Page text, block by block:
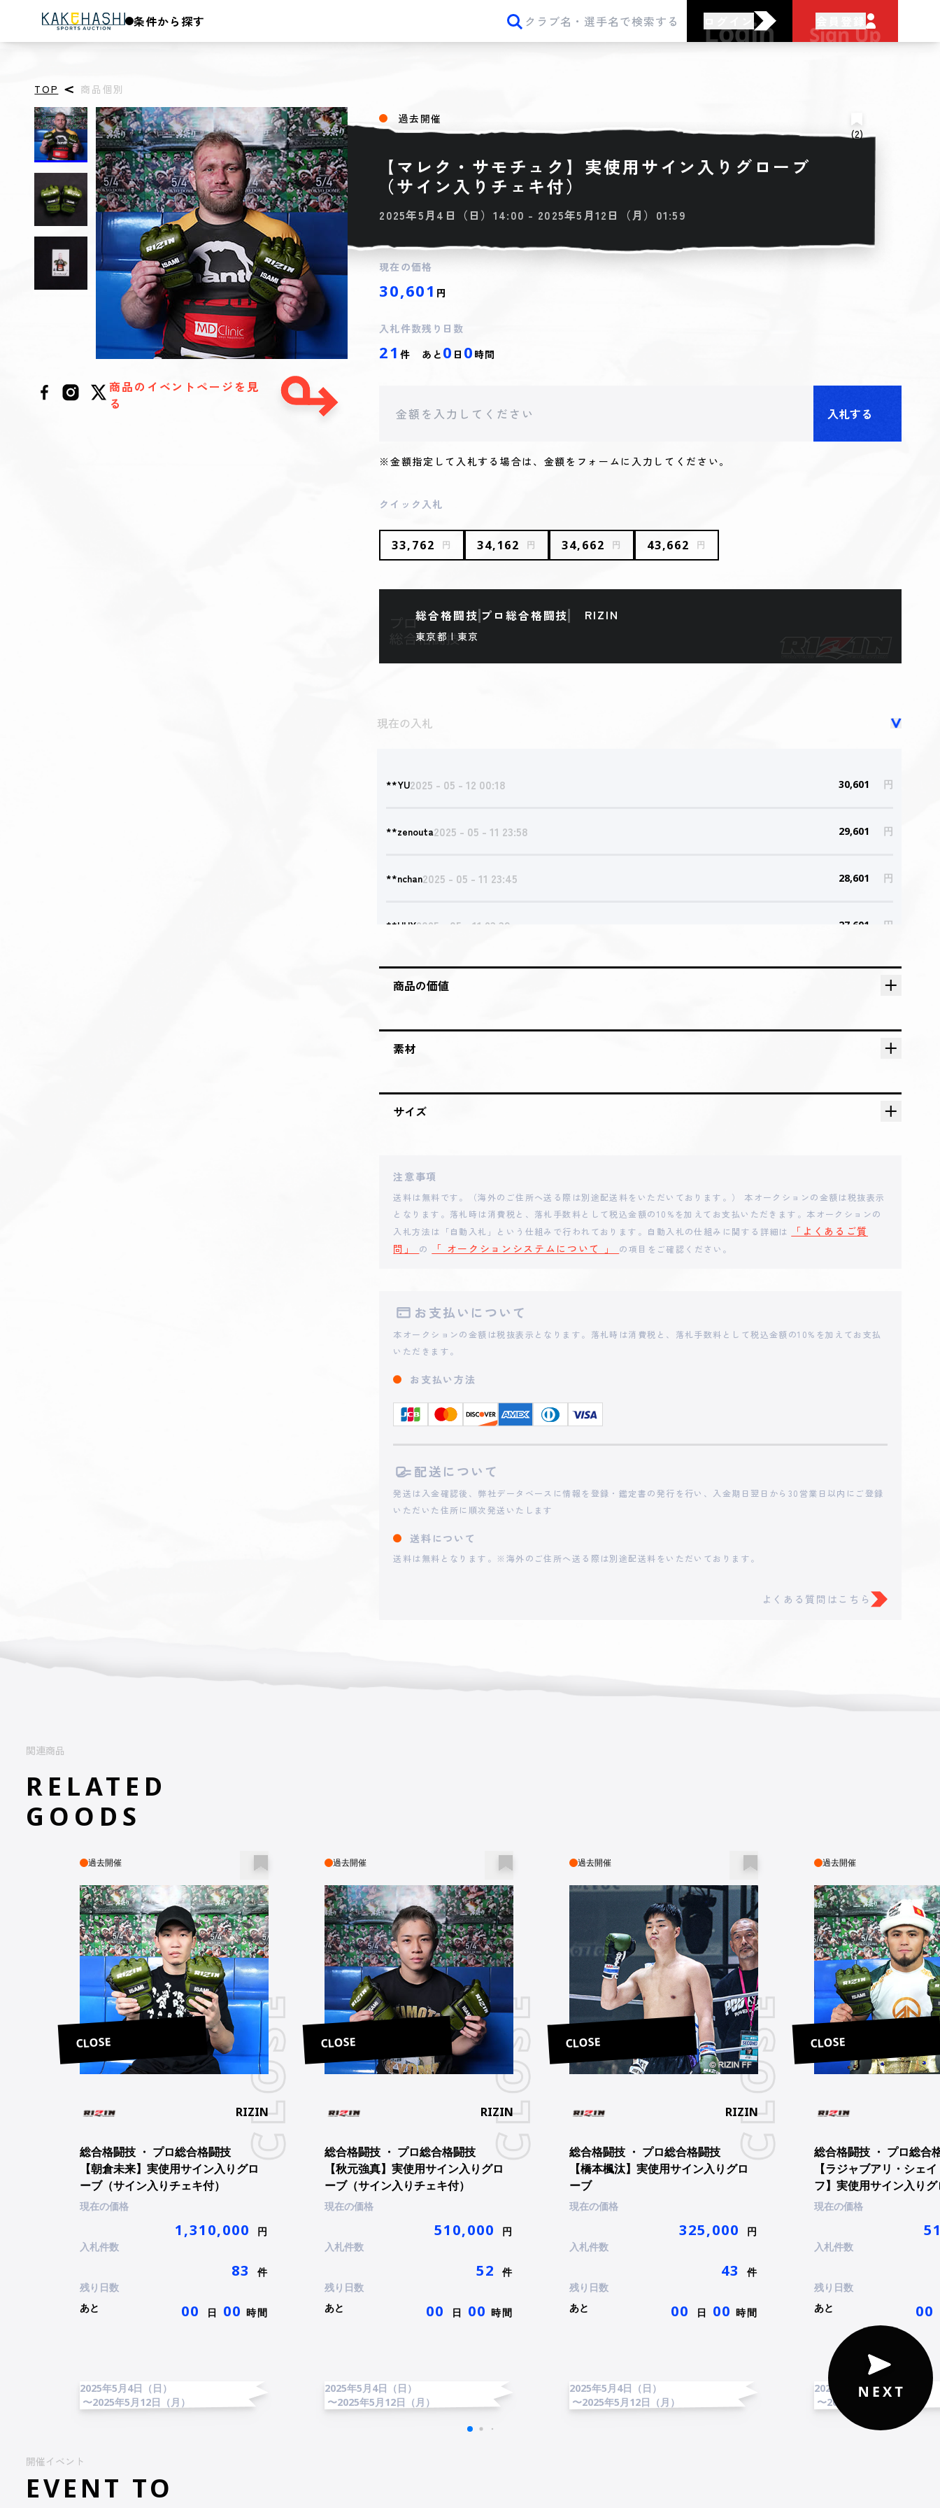
条件から探す
TOP 商品個別
商品のイベントページを見
る
過去開催
(2)
【マレク・サモチュク】実使用サイン入りグローブ
（サイン入りチェキ付）
2025年5月4日（日）14:00 - 2025年5月12日（月）01:59
現在の価格
30,601 円
入札件数
21 件
残り日数
あと 0 日 0 時間
入札する
※金額指定して入札する場合は、金額をフォームに入力してください。
クイック入札
33,762 円 34,162 円 34,662 円 43,662 円
総合格闘技 プロ総合格闘技 RIZIN
東京都 | 東京
現在の入札
**YU2025 - 05 - 12 00:18 30,601 円
**zenouta2025 - 05 - 11 23:58 29,601 円
**nchan2025 - 05 - 11 23:45 28,601 円
**UUY2025 - 05 - 11 23:39 27,601 円
**ieni2025 - 05 - 11 23:02 25,000 円
**nchan2025 - 05 - 11 22:23 円
**nchan 2025 - 05 - 11 22:05 20,000
**E05092025 - 05 - 11 20:43
**triku2025 - 05 - 10 22:01
**ieni2025 - 05 - 10 06:54 11,100 円
**nchan 2025 - 05 - 08 03:26 10,000
**E05092025 - 05 - 07 14:23
商品の価値
素材
サイズ
注意事項
送料は無料です。（海外のご住所へ送る際は別途配送料をいただいております。） 本オークションの金額は税抜表示
となります。落札時は消費税と、落札手数料として税込金額の10%を加えてお支払いただきます。本オークションの
入札方法は「自動入札」という仕組みで行われております。自動入札の仕組みに関する詳細は
「よくあるご質
問」
の 「 オークションシステムについて 」 の項目をご確認ください。
お支払いについて
本オークションの金額は税抜表示となります。落札時は消費税と、落札手数料として税込金額の10%を加えてお支払
いただきます。
お支払い方法
配送について
発送は入金確認後、弊社データベースに情報を登録・鑑定書の発行を行い、入金期日翌日から30営業日以内にご登録
いただいた住所に順次発送いたします
送料について
送料は無料となります。※海外のご住所へ送る際は別途配送料をいただいております。
よくある質問はこちら
関連商品
RELATED
GOODS
CLOSE
過去開催
RIZIN
総合格闘技 ・ プロ総合格闘技
【朝倉未来】実使用サイン入りグロ
ーブ（サイン入りチェキ付）
現在の価格
1,310,000
円
入札件数
83
件
残り日数
あと
00 日 00 時間
2025年5月4日（日）
〜2025年5月12日（月）
CLOSE
過去開催
RIZIN
総合格闘技 ・ プロ総合格闘技
【秋元強真】実使用サイン入りグロ
ーブ（サイン入りチェキ付）
現在の価格
510,000
円
入札件数
52
件
残り日数
あと
00 日 00 時間
2025年5月4日（日）
〜2025年5月12日（月）
CLOSE
過去開催
RIZIN
総合格闘技 ・ プロ総合格闘技
【橋本楓汰】実使用サイン入りグロ
ーブ
現在の価格
325,000
円
入札件数
43
件
残り日数
あと
00 日 00 時間
2025年5月4日（日）
〜2025年5月12日（月）
CLOSE
過去開催
総合格闘技 ・ プロ総合
【ラジャブアリ・シェ
フ】実使用サイン入り
イン入りチェキ付）
現在の価格
入札件数
残り日数
あと
00
2025年5月4日（日）
〜2025年5月12日（月）
開催イベント
EVENT TO